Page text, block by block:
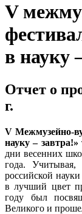
V
в науку
Отчет о
г.
V Межмузейно-
науку – завтра!»
дни весенних
года. Учитывая,
российской
в лучший цвет
году был
Великого и